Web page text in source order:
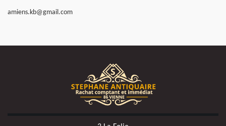
amiens.kb@gmail.com